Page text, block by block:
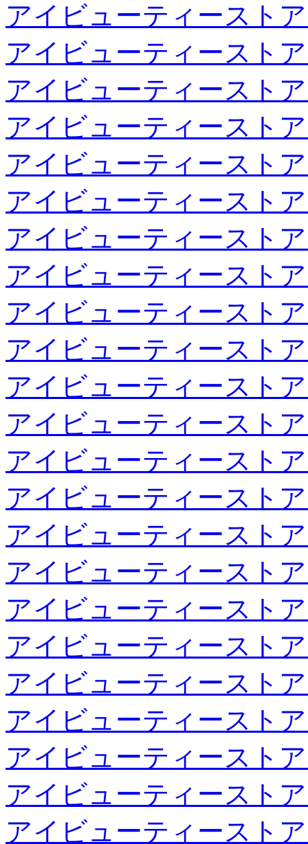
アイビューティースト
アイビューティースト
アイビューティースト
アイビューティースト
アイビューティースト
アイビューティースト
アイビューティースト
アイビューティースト
アイビューティースト
アイビューティースト
アイビューティースト
アイビューティースト
アイビューティースト
アイビューティースト
アイビューティースト
アイビューティースト
アイビューティースト
アイビューティースト
アイビューティースト
アイビューティースト
アイビューティースト
アイビューティースト
アイビューティースト